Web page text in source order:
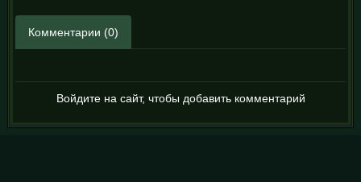
Комментарии (0)
Войдите на сайт, чтобы добавить комментарий